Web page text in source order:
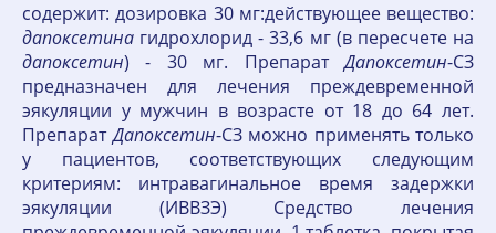
содержит: дозировка 30 мг:действующее вещество:
дапоксетина гидрохлорид - 33,6 мг (в пересчете на
дапоксетин) - 30 мг. ПрепаратДапоксетин-СЗ
предназначен для лечения преждевременной
эякуляции у мужчин в возрасте от 18 до 64 лет.
ПрепаратДапоксетин-СЗ можно применять только
у пациентов, соответствующих следующим
критериям: интравагинальное время задержки
эякуляции (ИВВЗЭ) Средство лечения